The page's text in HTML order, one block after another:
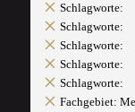
Schlagworte:
Schlagworte:
Schlagworte:
Schlagworte:
Schlagworte:
Fachgebiet: